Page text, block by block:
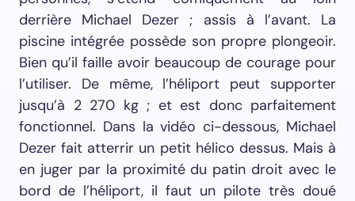
derrière Michael Dezer ; assis à l’avant. La
piscine intégrée possède son propre plongeoir.
Bien qu’il faille avoir beaucoup de courage pour
l’utiliser. De même, l’héliport peut supporter
jusqu’à 2 270 kg ; et est donc parfaitement
fonctionnel. Dans la vidéo ci-dessous, Michael
Dezer fait atterrir un petit hélico dessus. Mais à
en juger par la proximité du patin droit avec le
bord de l’héliport, il faut un pilote très doué